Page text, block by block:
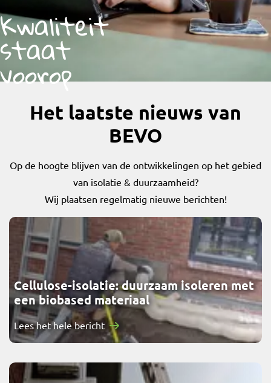
Kwaliteit
staat
voorop
Het laatste nieuws van
BEVO
Op de hoogte blijven van de ontwikkelingen op het gebied
van isolatie & duurzaamheid?
Wij plaatsen regelmatig nieuwe berichten!
Cellulose-isolatie: duurzaam isoleren met
een biobased materiaal
Lees het hele bericht